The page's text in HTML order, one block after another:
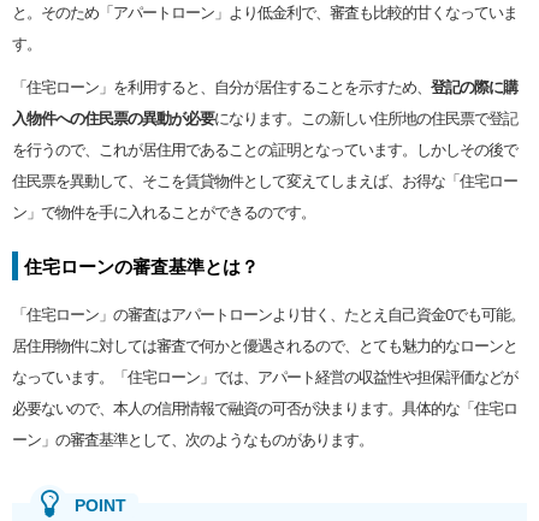
と。そのため「アパートローン」より低金利で、審査も比較的甘くなっていま
す。
「住宅ローン」を利用すると、自分が居住することを示すため、 登記の際に購
入物件への住民票の異動が必要になります。この新しい住所地の住民票で登記
を行うので、これが居住用であることの証明となっています。しかしその後で
住民票を異動して、そこを賃貸物件として変えてしまえば、お得な「住宅ロー
ン」で物件を手に入れることができるのです。
住宅ローンの審査基準とは？
「住宅ローン」の審査はアパートローンより甘く、たとえ自己資金0でも可能。
居住用物件に対しては審査で何かと優遇されるので、とても魅力的なローンと
なっています。「住宅ローン」では、アパート経営の収益性や担保評価などが
必要ないので、本人の信用情報で融資の可否が決まります。具体的な「住宅ロ
ーン」の審査基準として、次のようなものがあります。